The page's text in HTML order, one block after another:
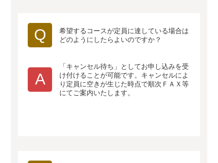
Q
希望するコースが定員に達している場合は
どのようにしたらよいのですか？
A
「キャンセル待ち」としてお申し込みを受
け付けることが可能です。キャンセルによ
り定員に空きが生じた時点で順次ＦＡＸ等
にてご案内いたします。